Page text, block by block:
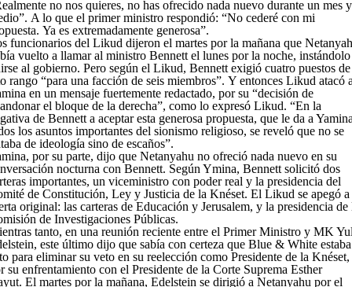
no nos quieres, no has ofrecido nada nuevo durante un mes y
A lo que el primer ministro respondió: “No cederé con mi
Ya es extremadamente generosa”.
funcionarios del Likud dijeron el martes por la mañana que
vuelto a llamar al ministro Bennett el lunes por la noche, instándolo
al gobierno. Pero según el Likud, Bennett exigió cuatro puestos de
rango “para una facción de seis miembros”. Y entonces Likud atacó
en un mensaje fuertemente redactado, por su “decisión de
el bloque de la derecha”, como lo expresó Likud. “En la
de Bennett a aceptar esta generosa propuesta, que le da a
los asuntos importantes del sionismo religioso, se reveló que no se
de ideología sino de escaños”.
por su parte, dijo que Netanyahu no ofreció nada nuevo en su
nocturna con Bennett. Según Ymina, Bennett solicitó dos
importantes, un viceministro con poder real y la presidencia del
de Constitución, Ley y Justicia de la Knéset. El Likud se apegó a
original: las carteras de Educación y Jerusalem, y la presidencia de
de Investigaciones Públicas.
tanto, en una reunión reciente entre el Primer Ministro y MK
este último dijo que sabía con certeza que Blue & White estaba
para eliminar su veto en su reelección como Presidente de la Knéset,
su enfrentamiento con el Presidente de la Corte Suprema Esther
El martes por la mañana, Edelstein se dirigió a Netanyahu por el